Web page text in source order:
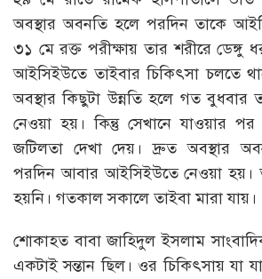
অবস্থার অবনতি হলে পরদিন তাকে
৩১ মে রক্ত পরীক্ষায় তার শরীরে ডেঙ্গু
আইসিইউতে তাইবার চিকিৎসা চলতে
অবস্থার কিছুটা উন্নতি হলে গত বুধবার
নেওয়া হয়। কিন্তু সেখানে যাওয়ার
জটিলতা দেখা দেয়। দ্রুত অবস্থার
পরদিন আবার আইসিইউতে নেওয়া হয়।
হয়নি। গতকাল সকালে তাইবা মারা যায়।
শোকাহত বাবা জাহিদুল ইসলাম
একটাই সন্তান ছিল। ওর চিকিৎসায় যা